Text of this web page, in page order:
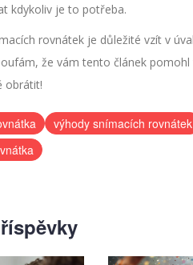
kdykoliv je to potřeba.
rovnátek je důležité vzít v
že vám tento článek
obrátit!
výhody snímacích rovnátek